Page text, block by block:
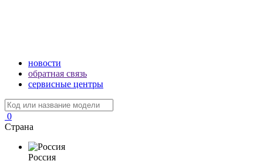
новости
обратная связь
сервисные центры
0
Страна
Россия